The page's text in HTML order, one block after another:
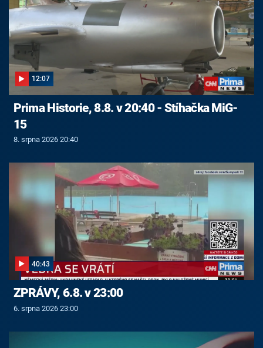
12:07
Prima Historie, 8.8. v 20:40 - Stíhačka MiG-
15
8. srpna 2026 20:40
40:43
ZPRÁVY, 6.8. v 23:00
6. srpna 2026 23:00